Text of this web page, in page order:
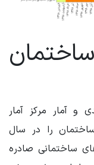
رشد منفی ۶.۹ درصدی و آمار مرکز آمار
بخش ساختمان را در سال
ساختمانی صادره